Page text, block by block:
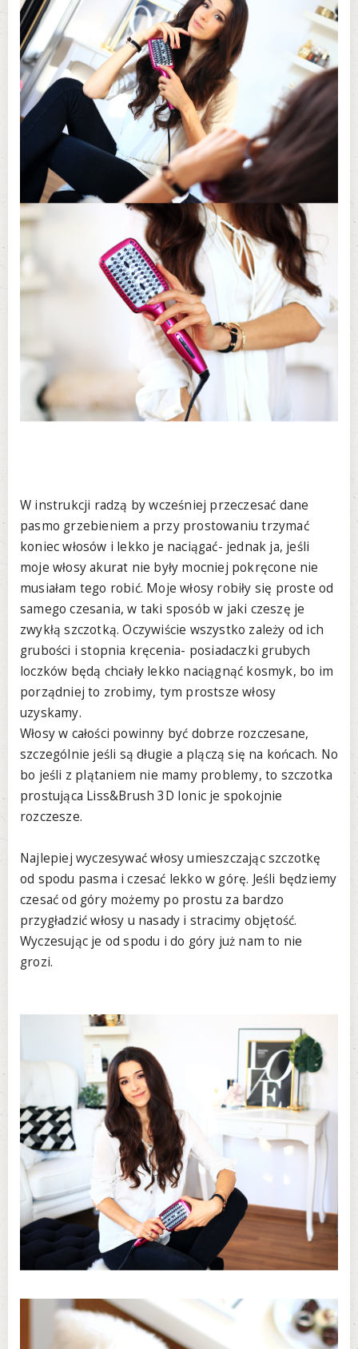
W instrukcji radzą by wcześniej przeczesać dane
pasmo grzebieniem a przy prostowaniu trzymać
koniec włosów i lekko je naciągać- jednak ja, jeśli
moje włosy akurat nie były mocniej pokręcone nie
musiałam tego robić. Moje włosy robiły się proste od
samego czesania, w taki sposób w jaki czeszę je
zwykłą szczotką. Oczywiście wszystko zależy od ich
grubości i stopnia kręcenia- posiadaczki grubych
loczków będą chciały lekko naciągnąć kosmyk, bo im
porządniej to zrobimy, tym prostsze włosy
uzyskamy.
Włosy w całości powinny być dobrze rozczesane,
szczególnie jeśli są długie a plączą się na końcach. No
bo jeśli z plątaniem nie mamy problemy, to szczotka
prostująca Liss&Brush 3D Ionic je spokojnie
rozczesze.
Najlepiej wyczesywać włosy umieszczając szczotkę
od spodu pasma i czesać lekko w górę. Jeśli będziemy
czesać od góry możemy po prostu za bardzo
przygładzić włosy u nasady i stracimy objętość.
Wyczesując je od spodu i do góry już nam to nie
grozi.